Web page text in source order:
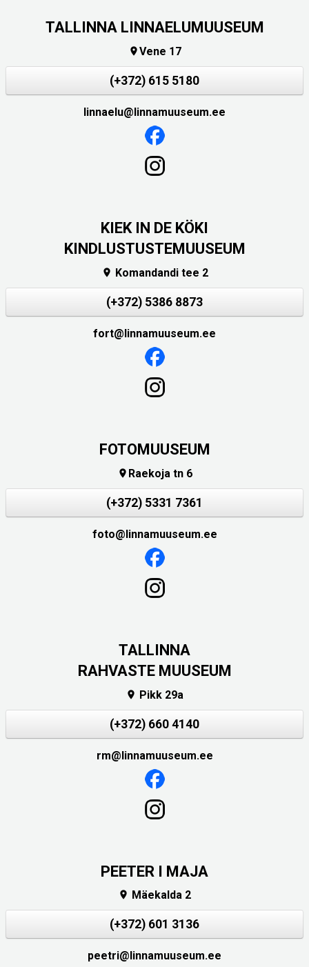
TALLINNA LINNAELUMUUSEUM
Vene 17
(+372) 615 5180
linnaelu@linnamuuseum.ee
KIEK IN DE KÖKI
KINDLUSTUSTEMUUSEUM
 Komandandi tee 2
(+372) 5386 8873
fort@linnamuuseum.ee
FOTOMUUSEUM
 Raekoja tn 6
(+372) 5331 7361
foto@linnamuuseum.ee
TALLINNA
RAHVASTE MUUSEUM
 Pikk 29a
(+372) 660 4140
rm@linnamuuseum.ee
PEETER I MAJA
 Mäekalda 2
(+372) 601 3136
peetri@linnamuuseum.ee